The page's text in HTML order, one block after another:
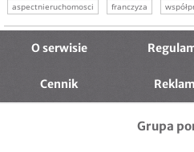
aspectnieruchomosci franczyza
pomyslnabiznes
pewnyinteres
O serwisie
Cennik
Grupa